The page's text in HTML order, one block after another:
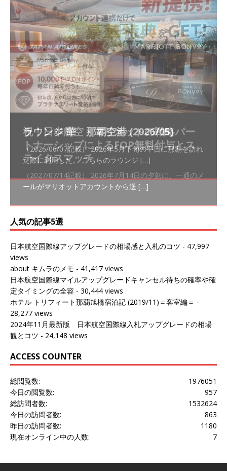
祝！日本航空・マリオットの戦略パー
トナーシップによるFOP無料付与とス
テイタスマッチ
（2027/07/14記載） 2026年7月14日の夕刻に、一通のメ
ールがマリオットアカウントから送 […]
ラウンジ 華 那覇空港 (2026/05)
（2026/06/07記載） 2026年5月下旬の平日に那覇を訪れ
た際に利用した。 こちらのラウンジ […]
The Coral Executive Lounge スワ
ンナプーム国際空港国内線ラウンジ
(2026/01)
（2026/03/31記載） 2026年1月上旬にバンコク経由でチ
ェンマイに行く際に利用した。 バン[…]
日本航空 羽田空港国際線ファースト
クラスラウンジ (2026/01)
（2026/03/18記載） 2026年1月、毎年恒例の新年の羽田
～バンコクの移動の際に再びこちらの[…]
バンコクエアウェイズ スワンナプー
ム国際空港国内線ラウンジ (2026/01)
（2026/03/13記載） 2026年1月上旬にバンコク経由でチ
ェンマイに向かう際に利用した。 今[…]
人気の記事5選
日本航空国際線アップグレードの相場感と入札のコツ - 47,997
views
about キムラのメモ - 41,417 views
日本航空国際線マイルアップグレードキャンセル待ちの確率や確
定タイミングの全容 - 30,444 views
ホテル トリフィート那覇旭橋宿泊記 (2019/11)＝客室編＝ -
28,277 views
2024年11月最新版 日本航空国際線入札アップグレードの相場
観とコツ - 24,148 views
ACCESS COUNTER
1976051
総閲覧数:
957
今日の閲覧数:
1532624
総訪問者数:
863
今日の訪問者数:
1180
昨日の訪問者数:
7
現在オンライン中の人数: